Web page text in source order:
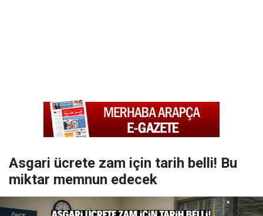
Asgari ücrete zam için tarih belli! Bu
miktar memnun edecek